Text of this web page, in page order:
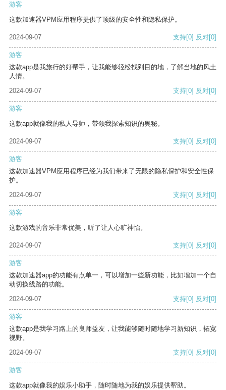
游客
这款加速器VPM应用程序提供了顶级的安全性和隐私保护。
2024-09-07 支持[0] 反对[0]
游客
这款app是我旅行的好帮手，让我能够轻松找到目的地，了解当地的风土
人情。
2024-09-07
支持[0] 反对[0]
游客
这款app就像我的私人导师，带领我探索知识的奥秘。
2024-09-07 支持[0] 反对[0]
游客
这款加速器VPM应用程序已经为我们带来了无限的隐私保护和安全性保
护。
2024-09-07
支持[0] 反对[0]
游客
这款游戏的音乐非常优美，听了让人心旷神怡。
2024-09-07 支持[0] 反对[0]
游客
这款加速器app的功能有点单一，可以增加一些新功能，比如增加一个自
动切换线路的功能。
2024-09-07
支持[0] 反对[0]
游客
这款app是我学习路上的良师益友，让我能够随时随地学习新知识，拓宽
视野。
2024-09-07
支持[0] 反对[0]
游客
这款app就像我的娱乐小助手，随时随地为我的娱乐提供帮助。